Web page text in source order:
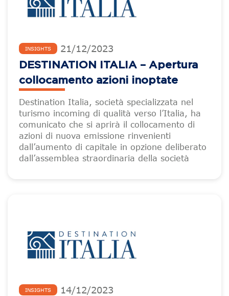
INSIGHTS 21/12/2023
DESTINATION ITALIA – Apertura
collocamento azioni inoptate
Destination Italia, società specializzata nel
turismo incoming di qualità verso l’Italia, ha
comunicato che si aprirà il collocamento di
azioni di nuova emissione rinvenienti
dall’aumento di capitale in opzione deliberato
dall’assemblea straordinaria della società
INSIGHTS 14/12/2023